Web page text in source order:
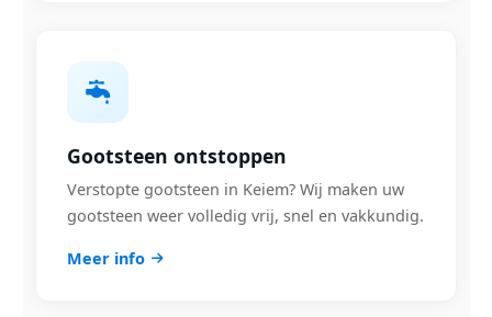
Gootsteen ontstoppen
Verstopte gootsteen in Keiem? Wij maken uw
gootsteen weer volledig vrij, snel en vakkundig.
Meer info